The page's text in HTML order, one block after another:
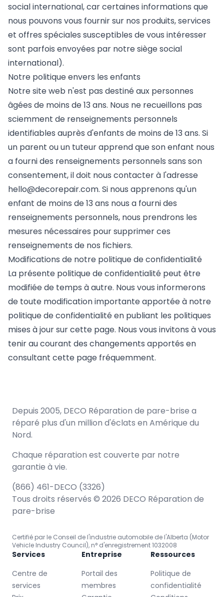
social international, car certaines informations que
nous pouvons vous fournir sur nos produits, services
et offres spéciales susceptibles de vous intéresser
sont parfois envoyées par notre siège social
international).
Notre politique envers les enfants
Notre site web n'est pas destiné aux personnes
âgées de moins de 13 ans. Nous ne recueillons pas
sciemment de renseignements personnels
identifiables auprès d'enfants de moins de 13 ans. Si
un parent ou un tuteur apprend que son enfant nous
a fourni des renseignements personnels sans son
consentement, il doit nous contacter à l'adresse
hello@decorepair.com. Si nous apprenons qu'un
enfant de moins de 13 ans nous a fourni des
renseignements personnels, nous prendrons les
mesures nécessaires pour supprimer ces
renseignements de nos fichiers.
Modifications de notre politique de confidentialité
La présente politique de confidentialité peut être
modifiée de temps à autre. Nous vous informerons
de toute modification importante apportée à notre
politique de confidentialité en publiant les politiques
mises à jour sur cette page. Nous vous invitons à vous
tenir au courant des changements apportés en
consultant cette page fréquemment.
Depuis 2005, DECO Réparation de pare-brise a
réparé plus d'un million d'éclats en Amérique du
Nord.
Chaque réparation est couverte par notre
garantie à vie.
(866) 461-DECO (3326)
Tous droits réservés © 2026 DECO Réparation de
pare-brise
Certifié par le Conseil de l'industrie automobile de l'Alberta (Motor
Vehicle Industry Council), n° d'enregistrement 1032008
Services
Centre de
services
Entreprise
Portail des
membres
Ressources
Politique de
confidentialité